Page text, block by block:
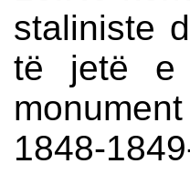
staliniste
të jetë e
1848-